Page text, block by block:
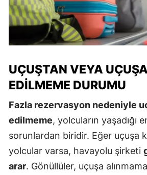
UÇUŞTAN VEYA
EDILMEME DURUMU
Fazla rezervasyon nedeniyle
edilmeme, yolcuların yaşadığı
sorunlardan biridir. Eğer uçuşa
yolcular varsa, havayolu şirketi
arar. Gönüllüler, uçuşa